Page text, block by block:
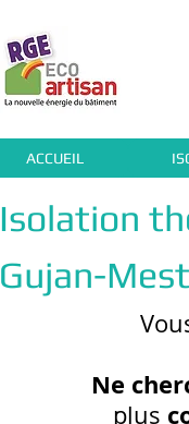
ACCUEIL
Isolation
Gujan-
Ne
plus